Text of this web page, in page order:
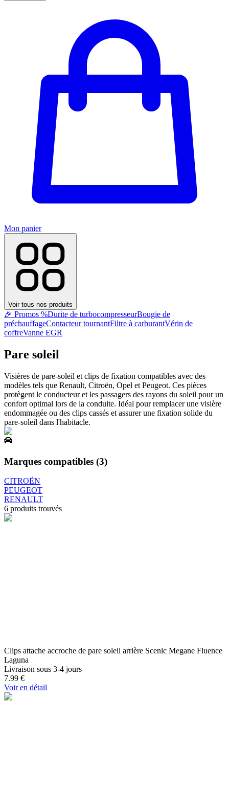
Mon panier
Voir tous nos produits
🎉 Promos %Durite de turbocompresseurBougie de
préchauffageContacteur tournantFiltre à carburantVérin de
coffreVanne EGR
Pare soleil
Visières de pare-soleil et clips de fixation compatibles avec des
modèles tels que Renault, Citroën, Opel et Peugeot. Ces pièces
protègent le conducteur et les passagers des rayons du soleil pour un
confort optimal lors de la conduite. Idéal pour remplacer une visière
endommagée ou des clips cassés et assurer une fixation solide du
pare-soleil dans l'habitacle.
Marques compatibles (3)
CITROËN
PEUGEOT
RENAULT
6 produits trouvés
Clips attache accroche de pare soleil arrière Scenic Megane Fluence
Laguna
Livraison sous 3-4 jours
7.99 €
Voir en détail